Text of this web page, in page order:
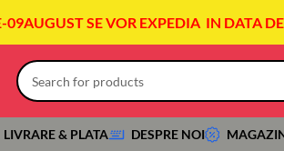
SE VOR EXPEDIA IN DATA
LIVRARE & PLATA DESPRE NOI